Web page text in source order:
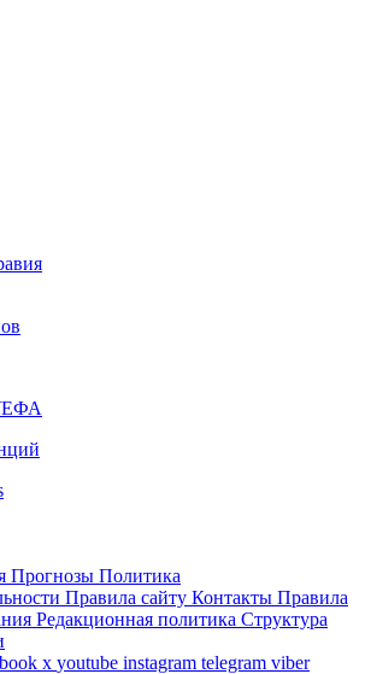
Прогнозы Политика
Правила сайту Контакты Правила
Редакционная политика Структура
x youtube instagram telegram viber